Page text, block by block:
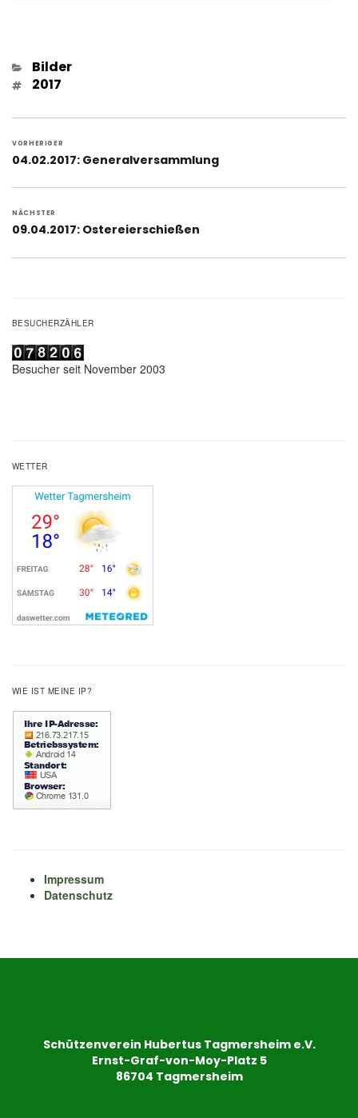
Kategorien
Bilder
Schlagwörter
2017
VORHERIGER
Vorheriger
04.02.2017: Generalversammlung
NÄCHSTER
Nächster
09.04.2017: Ostereierschießen
BESUCHERZÄHLER
Besucher seit November 2003
WETTER
WIE IST MEINE IP?
Impressum
Datenschutz
Schützenverein Hubertus Tagmersheim e.V.
Ernst-Graf-von-Moy-Platz 5
86704 Tagmersheim